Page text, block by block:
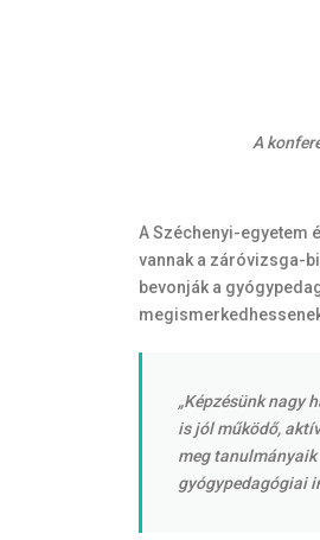
A
A Széchenyi-egyetem
vannak a záróvizsga-
bevonják a
„Képzésünk nagy
is jól működő,
meg
gyógypedagógiai